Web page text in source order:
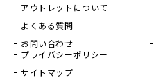
アウトレットについて
よくある質問
お問い合わせ
プライバシーポリシー
サイトマップ